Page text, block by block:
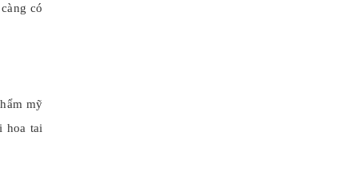
có
mỹ
hoa tai